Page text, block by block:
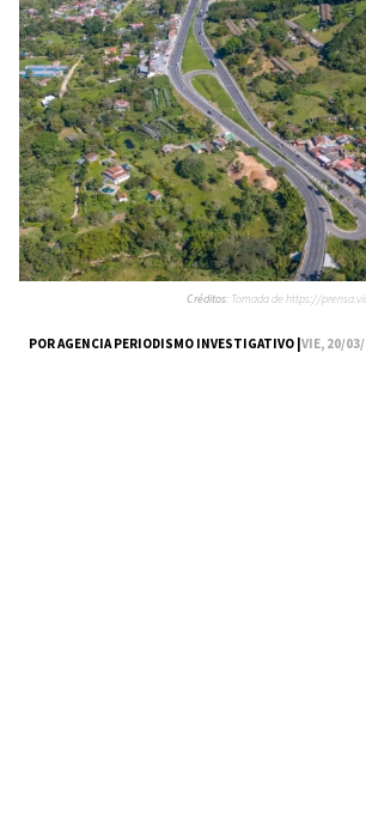
POR AGENCIA PERIODISMO INVESTIGATIVO |VIE, 20/
Créditos: Tomada de https://